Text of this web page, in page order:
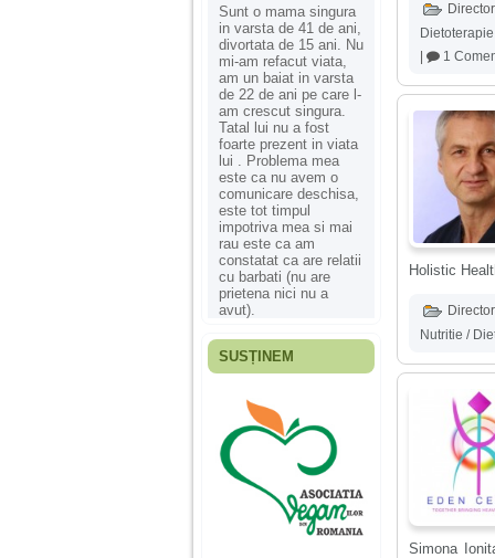
Sunt o mama singura
in varsta de 41 de ani,
divortata de 15 ani. Nu
mi-am refacut viata,
am un baiat in varsta
de 22 de ani pe care l-
am crescut singura.
Tatal lui nu a fost
foarte prezent in viata
lui . Problema mea
este ca nu avem o
comunicare deschisa,
este tot timpul
impotriva mea si mai
rau este ca am
constatat ca are relatii
cu barbati (nu are
prietena nici nu a
avut).
Fiica mea s-a nascut
ani, privind in urma
realizez cat de multe
greseli am facut in
educatia si cresterea
ei, am fost o mama
egoista, preocupata
de implinirea
profesionala, cand ea
era mica am neglijat-
SUSȚINEM
Dietoterapie
1
Holistic
Nutritie /
Simona